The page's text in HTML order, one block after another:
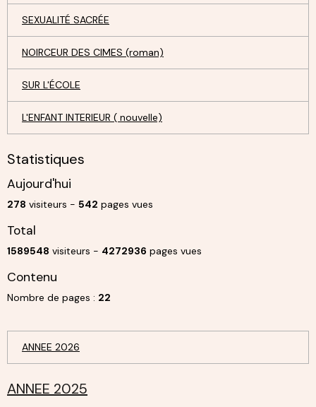
SEXUALITÉ SACRÉE
NOIRCEUR DES CIMES (roman)
SUR L'ÉCOLE
L'ENFANT INTERIEUR ( nouvelle)
Statistiques
Aujourd'hui
278 visiteurs - 542 pages vues
Total
1589548 visiteurs - 4272936 pages vues
Contenu
Nombre de pages : 22
ANNEE 2026
ANNEE 2025